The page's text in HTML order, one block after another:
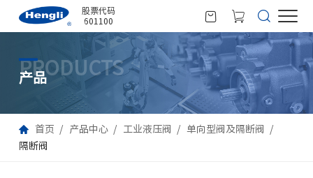
股票代码
601100
PRODUCTS
产品
首页 产品中心 工业液压阀
单向型阀及隔断阀
隔断阀